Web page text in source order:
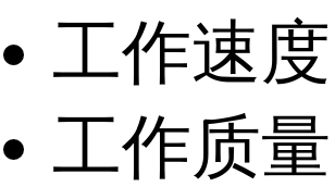
工作速度
工作质量